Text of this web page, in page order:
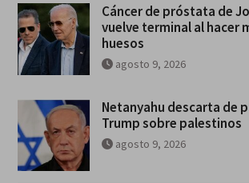
Cáncer de próstata de
vuelve terminal al hacer
huesos
agosto 9, 2026
Netanyahu descarta de
Trump sobre palestinos
agosto 9, 2026